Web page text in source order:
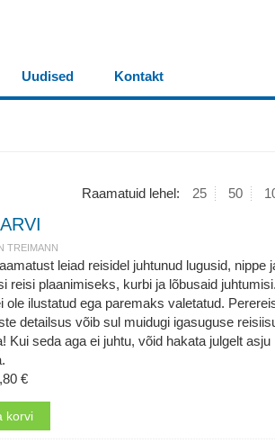
Uudised Kontakt
Raamatuid lehel: 25 50
TREIMANN
leiad reisidel juhtunud lugusid, nippe
reisi plaanimiseks, kurbi ja lõbusaid juhtumisi.
ole ilustatud ega paremaks valetatud.
detailsus võib sul muidugi igasuguse
Kui seda aga ei juhtu, võid hakata julgelt asju
€
korvi